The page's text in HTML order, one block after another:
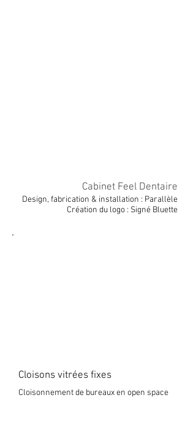
Cabinet Feel Dentaire
Design, fabrication & installation : Parallèle
Création du logo : Signé Bluette
Cloisons vitrées fixes
Cloisonnement de bureaux en open space